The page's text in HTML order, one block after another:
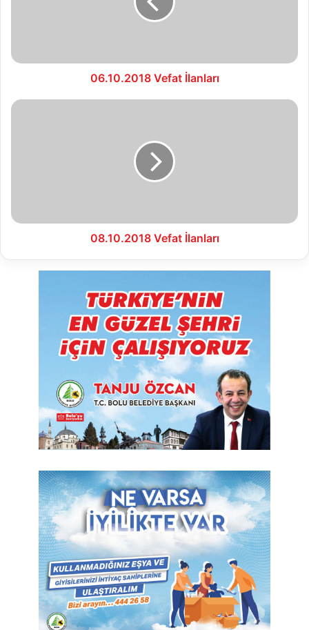
06.10.2018 Vefat İlanları
08.10.2018
08.10.2018 Vefat İlanları